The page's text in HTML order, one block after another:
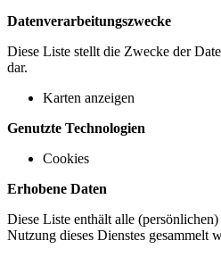
Datenverarbeitungszwecke
Diese Liste stellt die Zwecke der
dar.
Karten anzeigen
Genutzte Technologien
Cookies
Erhobene Daten
Diese Liste enthält alle
Nutzung dieses Dienstes gesammelt